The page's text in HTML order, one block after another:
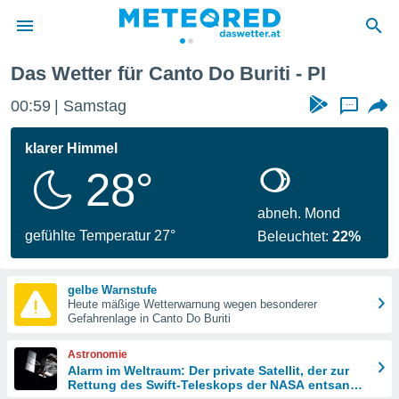
wurde
dass
sind.
diese
Das Wetter für Canto Do Buriti - PI
01:00 Samstag ...
klarer Himmel
28°
gefühlte Temperatur 27°
abneh. Mond
Beleuchtet:22%
gelbe Warnstufe
Heute mäßige Wetterwarnung wegen besonderer
Gefahrenlage in Canto Do Buriti
Astronomie
Alarm im Weltraum: Der private Satellit, der zur
Rettung des Swift-Teleskops der NASA entsandt